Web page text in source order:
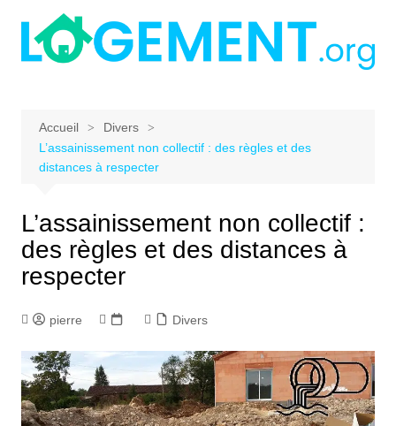
contenu
Accueil
Divers
L’assainissement non collectif : des règles et des
distances à respecter
L’assainissement non collectif :
des règles et des distances à
respecter
pierre Divers